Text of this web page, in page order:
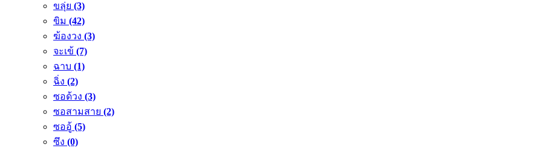
ขลุ่ย (3)
ขิม (42)
ฆ้องวง (3)
จะเข้ (7)
ฉาบ (1)
ฉิ่ง (2)
ซอด้วง (3)
ซอสามสาย (2)
ซออู้ (5)
ซึง (0)